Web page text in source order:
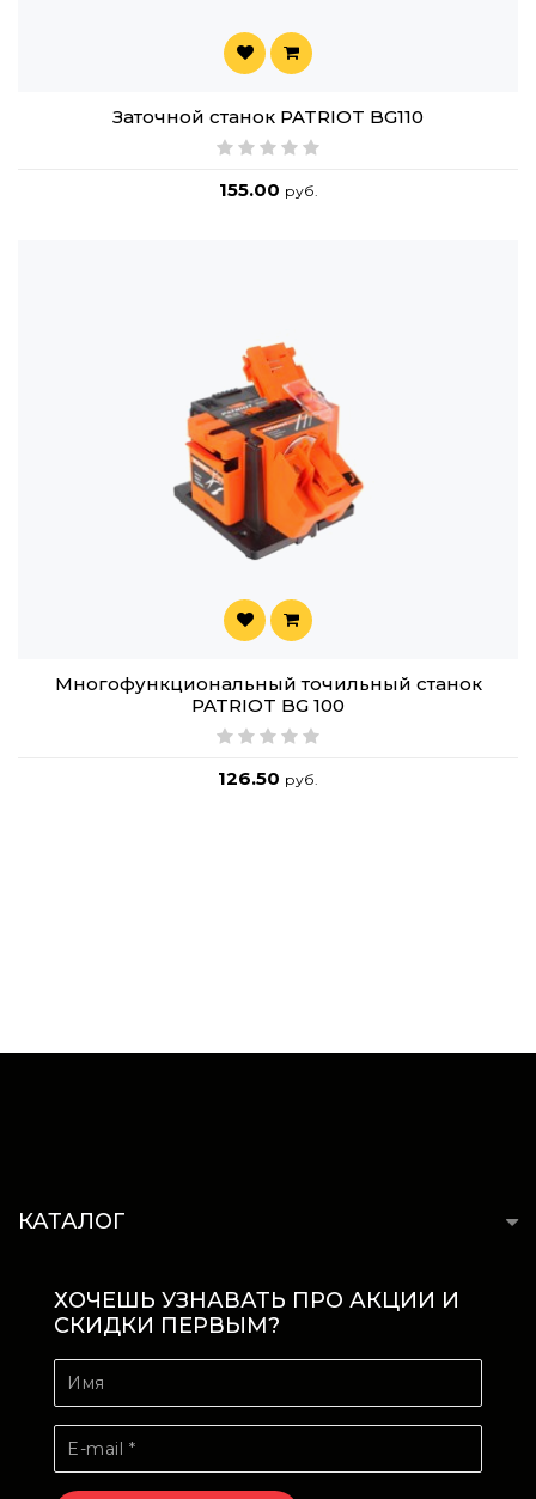
Заточной станок PATRIOT BG110
155.00 руб.
Многофункциональный точильный станок
PATRIOT BG 100
126.50 руб.
КАТАЛОГ
ХОЧЕШЬ УЗНАВАТЬ ПРО АКЦИИ И
СКИДКИ ПЕРВЫМ?